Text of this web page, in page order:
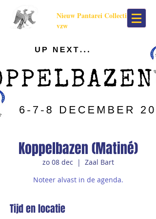
Nieuw Pantarei Collectief
vzw
Koppelbazen (Matiné)
zo 08 dec
  |
Zaal Bart
Noteer alvast in de agenda.
Tijd en locatie